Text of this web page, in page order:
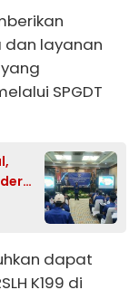
dan layanan
SPGDT
dapat
K199 di